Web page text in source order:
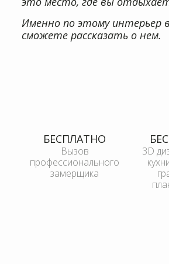
Именно по этому интерьер
Вызов
профессионального
3D